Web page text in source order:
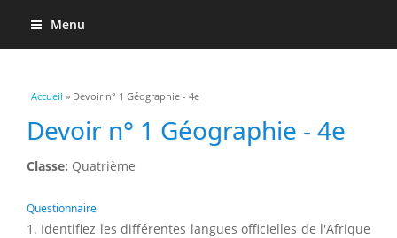
Menu
Vous êtes ici
Accueil » Devoir n° 1 Géographie - 4e
Devoir n° 1 Géographie - 4e
Classe: Quatrième
Questionnaire
1. Identifiez les différentes langues officielles de l'Afrique